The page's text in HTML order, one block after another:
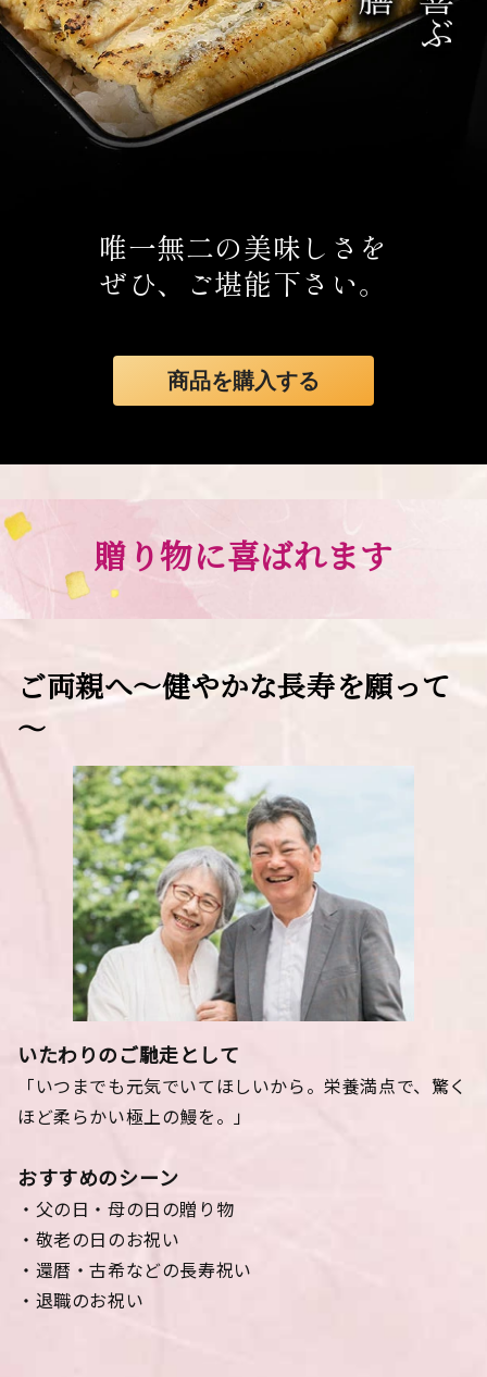
唯一無二の美味しさを
ぜひ、ご堪能下さい。
商品を購入する
贈り物に喜ばれます
ご両親へ～健やかな長寿を願って
～
いたわりのご馳走として
「いつまでも元気でいてほしいから。栄養満点で、驚く
ほど柔らかい極上の鰻を。」
おすすめのシーン
・父の日・母の日の贈り物
・敬老の日のお祝い
・還暦・古希などの長寿祝い
・退職のお祝い